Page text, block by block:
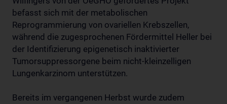
befasst sich mit der metabolischen
Reprogrammierung von ovariellen Krebszellen,
während die zugesprochenen Fördermittel Heller bei
der Identifizierung epigenetisch inaktivierter
Tumorsuppressorgene beim nicht-kleinzelligen
Lungenkarzinom unterstützen.
Bereits im vergangenen Herbst wurde zudem